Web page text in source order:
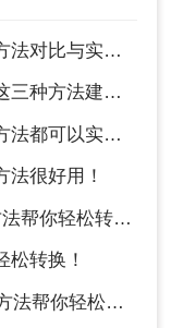
（附详细表格）！
法建议收藏！
实现批量转换
法很好用！
你轻松转换！
松转换！
你轻松转换!